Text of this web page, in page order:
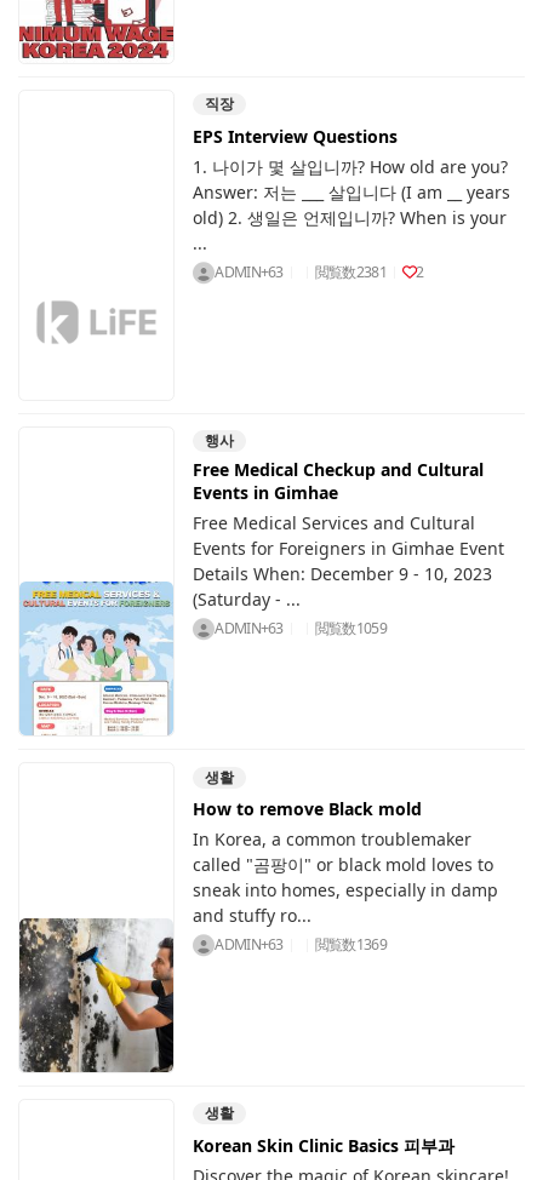
직장
EPS Interview Questions
1. 나이가 몇 살입니까? How old are you?
Answer: 저는 ___ 살입니다 (I am __ years
old) 2. 생일은 언제입니까? When is your
...
ADMIN+63 閲覧数2381 2
행사
Free Medical Checkup and Cultural
Events in Gimhae
Free Medical Services and Cultural
Events for Foreigners in Gimhae Event
Details When: December 9 - 10, 2023
(Saturday - ...
ADMIN+63 閲覧数1059
생활
How to remove Black mold
In Korea, a common troublemaker
called "곰팡이" or black mold loves to
sneak into homes, especially in damp
and stuffy ro...
ADMIN+63 閲覧数1369
생활
Korean Skin Clinic Basics 피부과